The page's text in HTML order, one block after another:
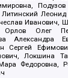
Подузов
Иванович,
Орлов Олег
Александра
Сергей
Локшина
Федоровна,